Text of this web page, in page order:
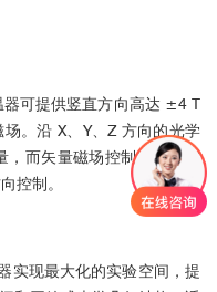
可提供竖直方向高达 ±4 T
。沿 X、Y、Z 方向的光学
，而矢量磁场控制功能可实
控制。
实现最大化的实验空间，提
生产的
完全无液氦综合物
全开放强磁场低温光学研究
的相关测量。OptiCool在
光学研究平台受到了很多好
(a)光激发后磁矩演化的原
量观察到的相干振荡